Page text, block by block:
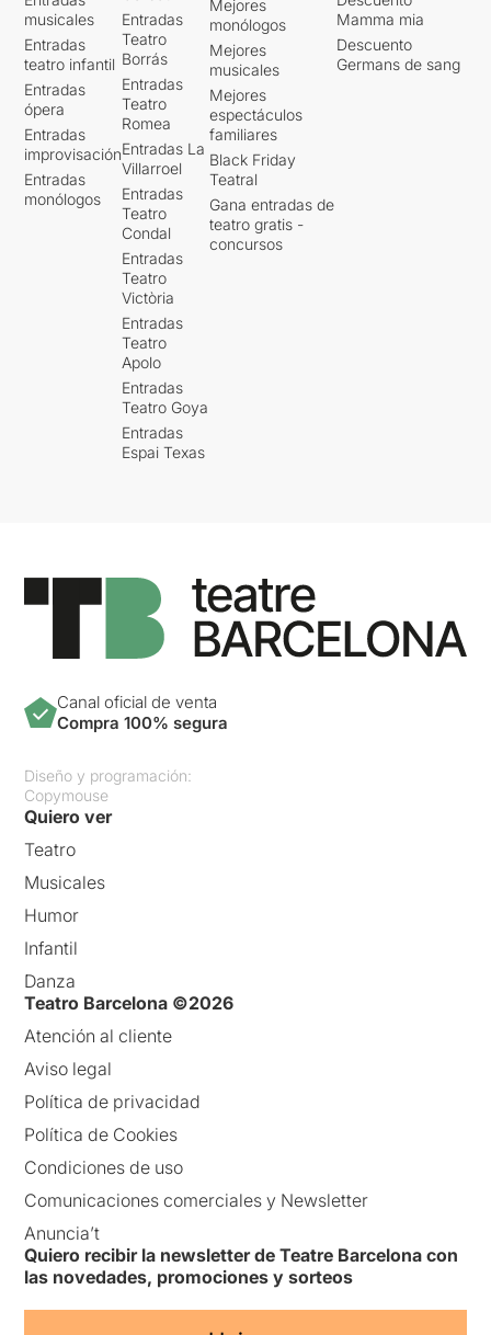
musicales
Entradas
teatro infantil
Entradas
ópera
Entradas
improvisación
Entradas
monólogos
Entradas
Teatro
Borrás
Entradas
Teatro
Romea
Entradas La
Villarroel
Entradas
Teatro
Condal
Entradas
Teatro
Victòria
Entradas
Teatro
Apolo
Entradas
Teatro Goya
Entradas
Espai Texas
Mejores
monólogos
Mejores
musicales
Mejores
espectáculos
familiares
Black Friday
Teatral
Gana entradas de
teatro gratis -
concursos
Mamma mia
Descuento
Germans de sang
Canal oficial de venta
Compra 100% segura
Diseño y programación:
Copymouse
Quiero ver
Teatro
Musicales
Humor
Infantil
Danza
Teatro Barcelona ©2026
Atención al cliente
Aviso legal
Política de privacidad
Política de Cookies
Condiciones de uso
Comunicaciones comerciales y Newsletter
Anuncia’t
Quiero recibir la newsletter de Teatre Barcelona con
las novedades, promociones y sorteos